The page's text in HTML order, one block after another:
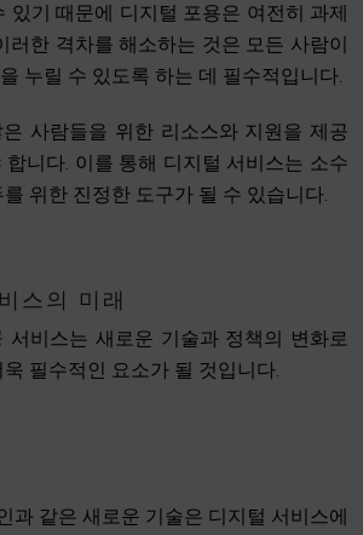
있기 때문에 디지털 포용은 여전히 과제
러한 격차를 해소하는 것은 모든 사람이
누릴 수 있도록 하는 데 필수적입니다.
사람들을 위한 리소스와 지원을 제공
니다. 이를 통해 디지털 서비스는 소수
위한 진정한 도구가 될 수 있습니다.
스의 미래
서비스는 새로운 기술과 정책의 변화로
필수적인 요소가 될 것입니다.
과 같은 새로운 기술은 디지털 서비스에